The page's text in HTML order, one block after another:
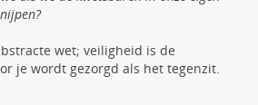
wet; veiligheid is de
je wordt gezorgd als het tegenzit.